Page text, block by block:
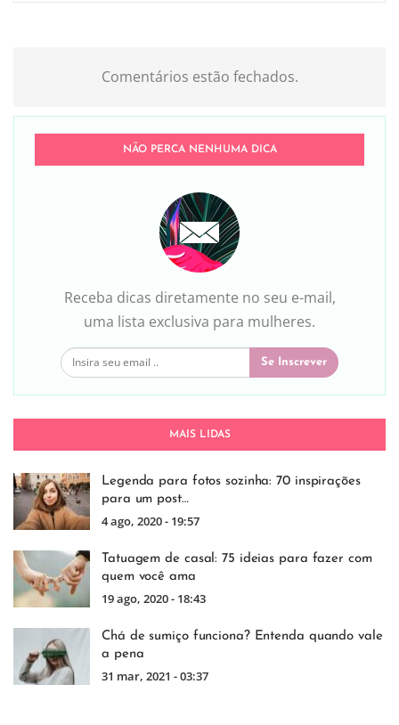
Comentários estão fechados.
NÃO PERCA NENHUMA DICA
Receba dicas diretamente no seu e-mail,
uma lista exclusiva para mulheres.
Se Inscrever
MAIS LIDAS
Legenda para fotos sozinha: 70 inspirações
para um post…
4 ago, 2020 - 19:57
Tatuagem de casal: 75 ideias para fazer com
quem você ama
19 ago, 2020 - 18:43
Chá de sumiço funciona? Entenda quando vale
a pena
31 mar, 2021 - 03:37